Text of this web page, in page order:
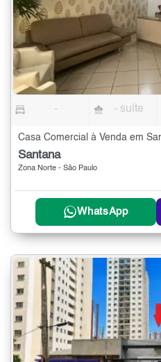
- - suíte
Casa Comercial à Venda em
Santana
Zona Norte - São Paulo
WhatsApp